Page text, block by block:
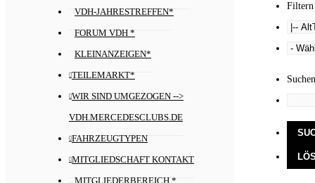
VDH-JAHRESTREFFEN*
FORUM VDH *
KLEINANZEIGEN*
TEILEMARKT*
WIR SIND UMGEZOGEN -->
VDH.MERCEDESCLUBS.DE
FAHRZEUGTYPEN
MITGLIEDSCHAFT KONTAKT
MITGLIEDERBEREICH *
Filtern
Suchen